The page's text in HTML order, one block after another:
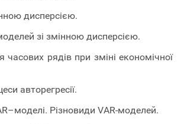
дисперсією.
зі змінною дисперсією.
рядів при зміні економічної
авторегресії.
Різновиди VAR-моделей.